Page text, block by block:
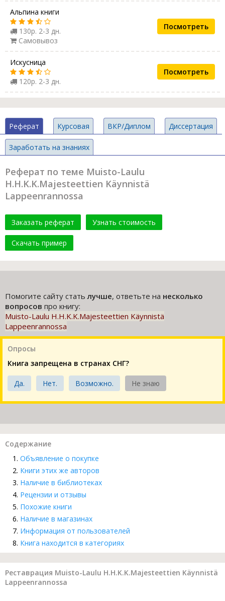
Альпина книги
130р. 2-3 дн.
Самовывоз
Посмотреть
Искусница
120р. 2-3 дн.
Посмотреть
Реферат Курсовая ВКР/Диплом Диссертация
Заработать на знаниях
Реферат по теме Muisto-Laulu
H.H.K.K.Majesteettien Käynnistä
Lappeenrannossa
Заказать реферат Узнать стоимость
Скачать пример
Помогите сайту статьлучше, ответьте на несколько
вопросов про книгу:
Muisto-Laulu H.H.K.K.Majesteettien Käynnistä
Lappeenrannossa
Опросы
Книга запрещена в странах СНГ?
Да. Нет. Возможно. Не знаю
Содержание
Объявление о покупке
Книги этих же авторов
Наличие в библиотеках
Рецензии и отзывы
Похожие книги
Наличие в магазинах
Информация от пользователей
Книга находится в категориях
Реставрация Muisto-Laulu H.H.K.K.Majesteettien Käynnistä
Lappeenrannossa